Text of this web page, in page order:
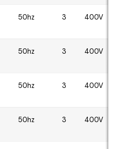
50hz 3 400V
50hz 3 400V
50hz 3 400V
50hz 3 400V